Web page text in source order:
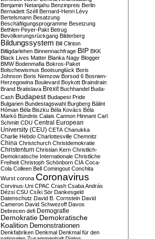
Benjamin Netanjahu Benzinpreis Berlin
Bernadett Széll Bernard-Henri Lévy
Bertelsmann Besatzung
Beschäftigungsprogramme Besetzung
Bethlen-Peyer-Pakt Betrug
Bevölkerungsrückgang Bilderberg
Bildungssystem Bill Clinton
Billigdarlehen Binnennachfrage BIP BKK
Black Lives Matter Blanka Nagy Blogger
BMW Bodenmafia Bokros-Paket
Bolschewismus Bootsunglück Boris
Johnson Boris Nemzow Borsod 6 Bosnien-
Herzegowina Boulevard Boykott Braindrain
Brand Bratislava Brexit Buchhandel Buda-
Cash Budapest Budapest Pride
Bulgarien Bundestagswahl Burgberg Bálint
Hóman Béla Biszku Béla Kovács Béla
Markó Bündnis Calais Cannon Hinnant Carl
Schmitt CDU Central European
University (CEU) CETA Chanukka
Charlie Hebdo Charlottesville Chemnitz
China Christchurch Christdemokratie
Christentum Christian Kern Christlich-
Demokratische Internationale Christliche
Freiheit Christoph Schönborn CIA Coca-
Cola Colleen Bell Comingout Conchita
Wurst corona Coronavirus
Corvinus-Uni CPAC Crash Csaba András
Dézsi CSU Csíki Sör Dankesgeld
Datenschutz David B. Cornstein David
Cameron David Schwezoff Davos
Debrecen defi Demografie
Demokratie Demokratische
Koalition Demonstrationen
Denkfabriken Denkmal Denkmal für den